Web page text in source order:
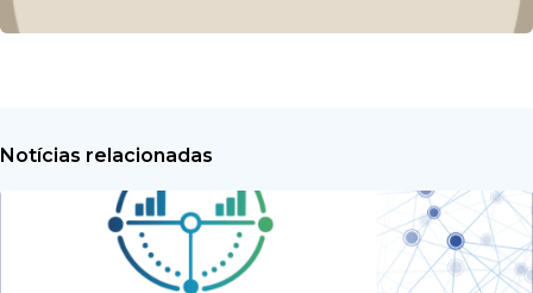
Notícias relacionadas